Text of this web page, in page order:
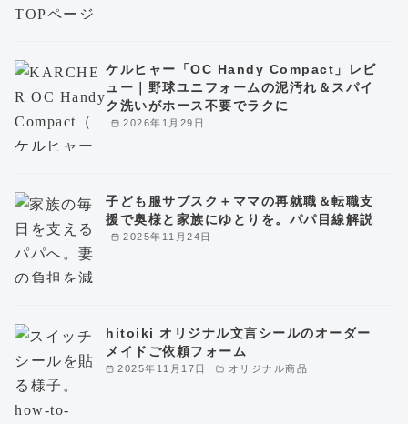
2026年1月29日
ケルヒャー「OC Handy Compact」レビ
ュー｜野球ユニフォームの泥汚れ＆スパイ
ク洗いがホース不要でラクに
2025年11月24日
子ども服サブスク＋ママの再就職＆転職支
援で奥様と家族にゆとりを。パパ目線解説
2025年11月17日 オリジナル商品
hitoiki オリジナル文言シールのオーダー
メイドご依頼フォーム